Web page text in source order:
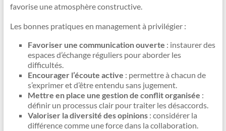
favorise une atmosphère constructive.
Les bonnes pratiques en management à privilégier :
Favoriser une communication ouverte : instaurer des
espaces d’échange réguliers pour aborder les
difficultés.
Encourager l’écoute active : permettre à chacun de
s’exprimer et d’être entendu sans jugement.
Mettre en place une gestion de conflit organisée :
définir un processus clair pour traiter les désaccords.
Valoriser la diversité des opinions: considérer la
différence comme une force dans la collaboration.